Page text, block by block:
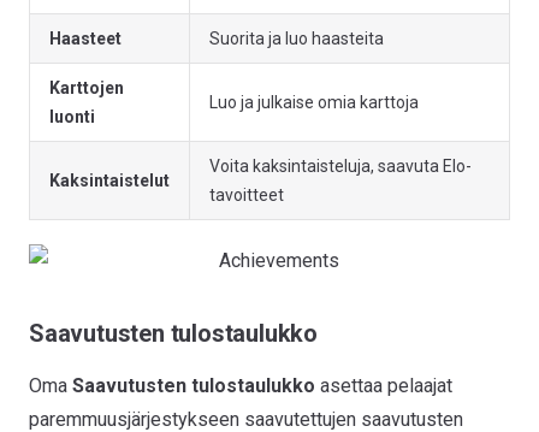
Haasteet Suorita ja luo haasteita
Karttojen
luonti
Luo ja julkaise omia karttoja
Kaksintaistelut
Voita kaksintaisteluja, saavuta Elo-
tavoitteet
Saavutusten tulostaulukko
Oma Saavutusten tulostaulukko asettaa pelaajat
paremmuusjärjestykseen saavutettujen saavutusten